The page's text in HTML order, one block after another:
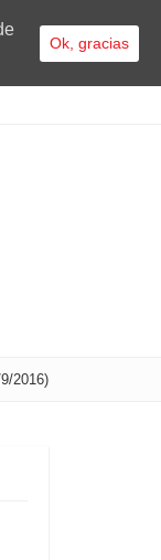
2016)
Ok, gracias